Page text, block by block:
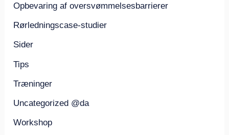
Opbevaring af oversvømmelsesbarrierer
Rørledningscase-studier
Sider
Tips
Træninger
Uncategorized @da
Workshop